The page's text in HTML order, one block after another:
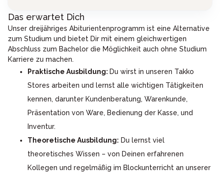
Das erwartet Dich
Unser dreijähriges Abiturientenprogramm ist eine Alternative
zum Studium und bietet Dir mit einem gleichwertigen
Abschluss zum Bachelor die Möglichkeit auch ohne Studium
Karriere zu machen.
Praktische Ausbildung: Du wirst in unseren Takko
Stores arbeiten und lernst alle wichtigen Tätigkeiten
kennen, darunter Kundenberatung, Warenkunde,
Präsentation von Ware, Bedienung der Kasse, und
Inventur.
Theoretische Ausbildung: Du lernst viel
theoretisches Wissen – von Deinen erfahrenen
Kollegen und regelmäßig im Blockunterricht an unserer